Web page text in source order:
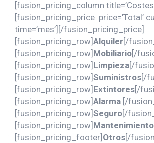
[fusion_pricing_column
[fusion_pricing_price price=’Total’
time=’mes’][/fusion_pricing_price]
[fusion_pricing_row]Alquiler [/
[fusion_pricing_row] Mobiliario[/
[fusion_pricing_row] Limpieza[/
[fusion_pricing_row]Suministros[/
[fusion_pricing_row] Extintores[/
[fusion_pricing_row]Alarma [/
[fusion_pricing_row]Seguro[/
[fusion_pricing_row] Mantenimiento
[fusion_pricing_footer] Otros[/